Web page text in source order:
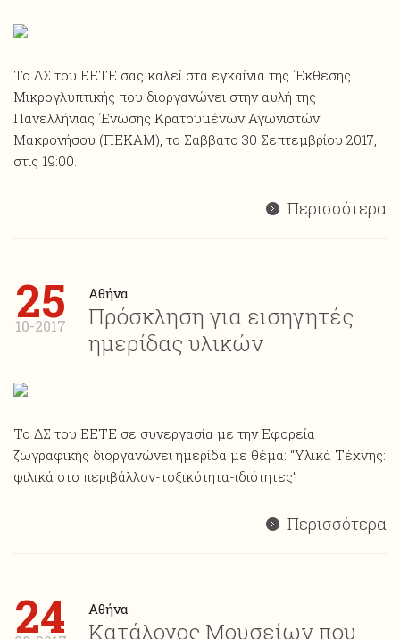
Το ΔΣ του ΕΕΤΕ σας καλεί στα εγκαίνια της ΄Εκθεσης
Μικρογλυπτικής που διοργανώνει στην αυλή της
Πανελλήνιας ΄Ενωσης Κρατουμένων Αγωνιστών
Μακρονήσου (ΠΕΚΑΜ), το Σάββατο 30 Σεπτεμβρίου 2017,
στις 19:00.
Περισσότερα
25
10-2017
Αθήνα
Πρόσκληση για εισηγητές
ημερίδας υλικών
Το ΔΣ του ΕΕΤΕ σε συνεργασία με την Εφορεία
ζωγραφικής διοργανώνει ημερίδα με θέμα: “Υλικά Τέχνης:
φιλικά στο περιβάλλον-τοξικότητα-ιδιότητες”
Περισσότερα
24 Αθήνα
Κατάλογος Μουσείων που